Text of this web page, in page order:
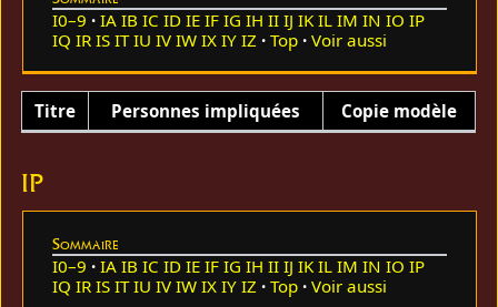
I0–9 IA IB IC ID IE IF IG IH II IJ IK IL IM IN IO IP
IQ IR IS IT IU IV IW IX IY IZ Top Voir aussi
Titre Personnes impliquées Copie modèle
IP
Sommaire
I0–9 IA IB IC ID IE IF IG IH II IJ IK IL IM IN IO IP
IQ IR IS IT IU IV IW IX IY IZ Top Voir aussi